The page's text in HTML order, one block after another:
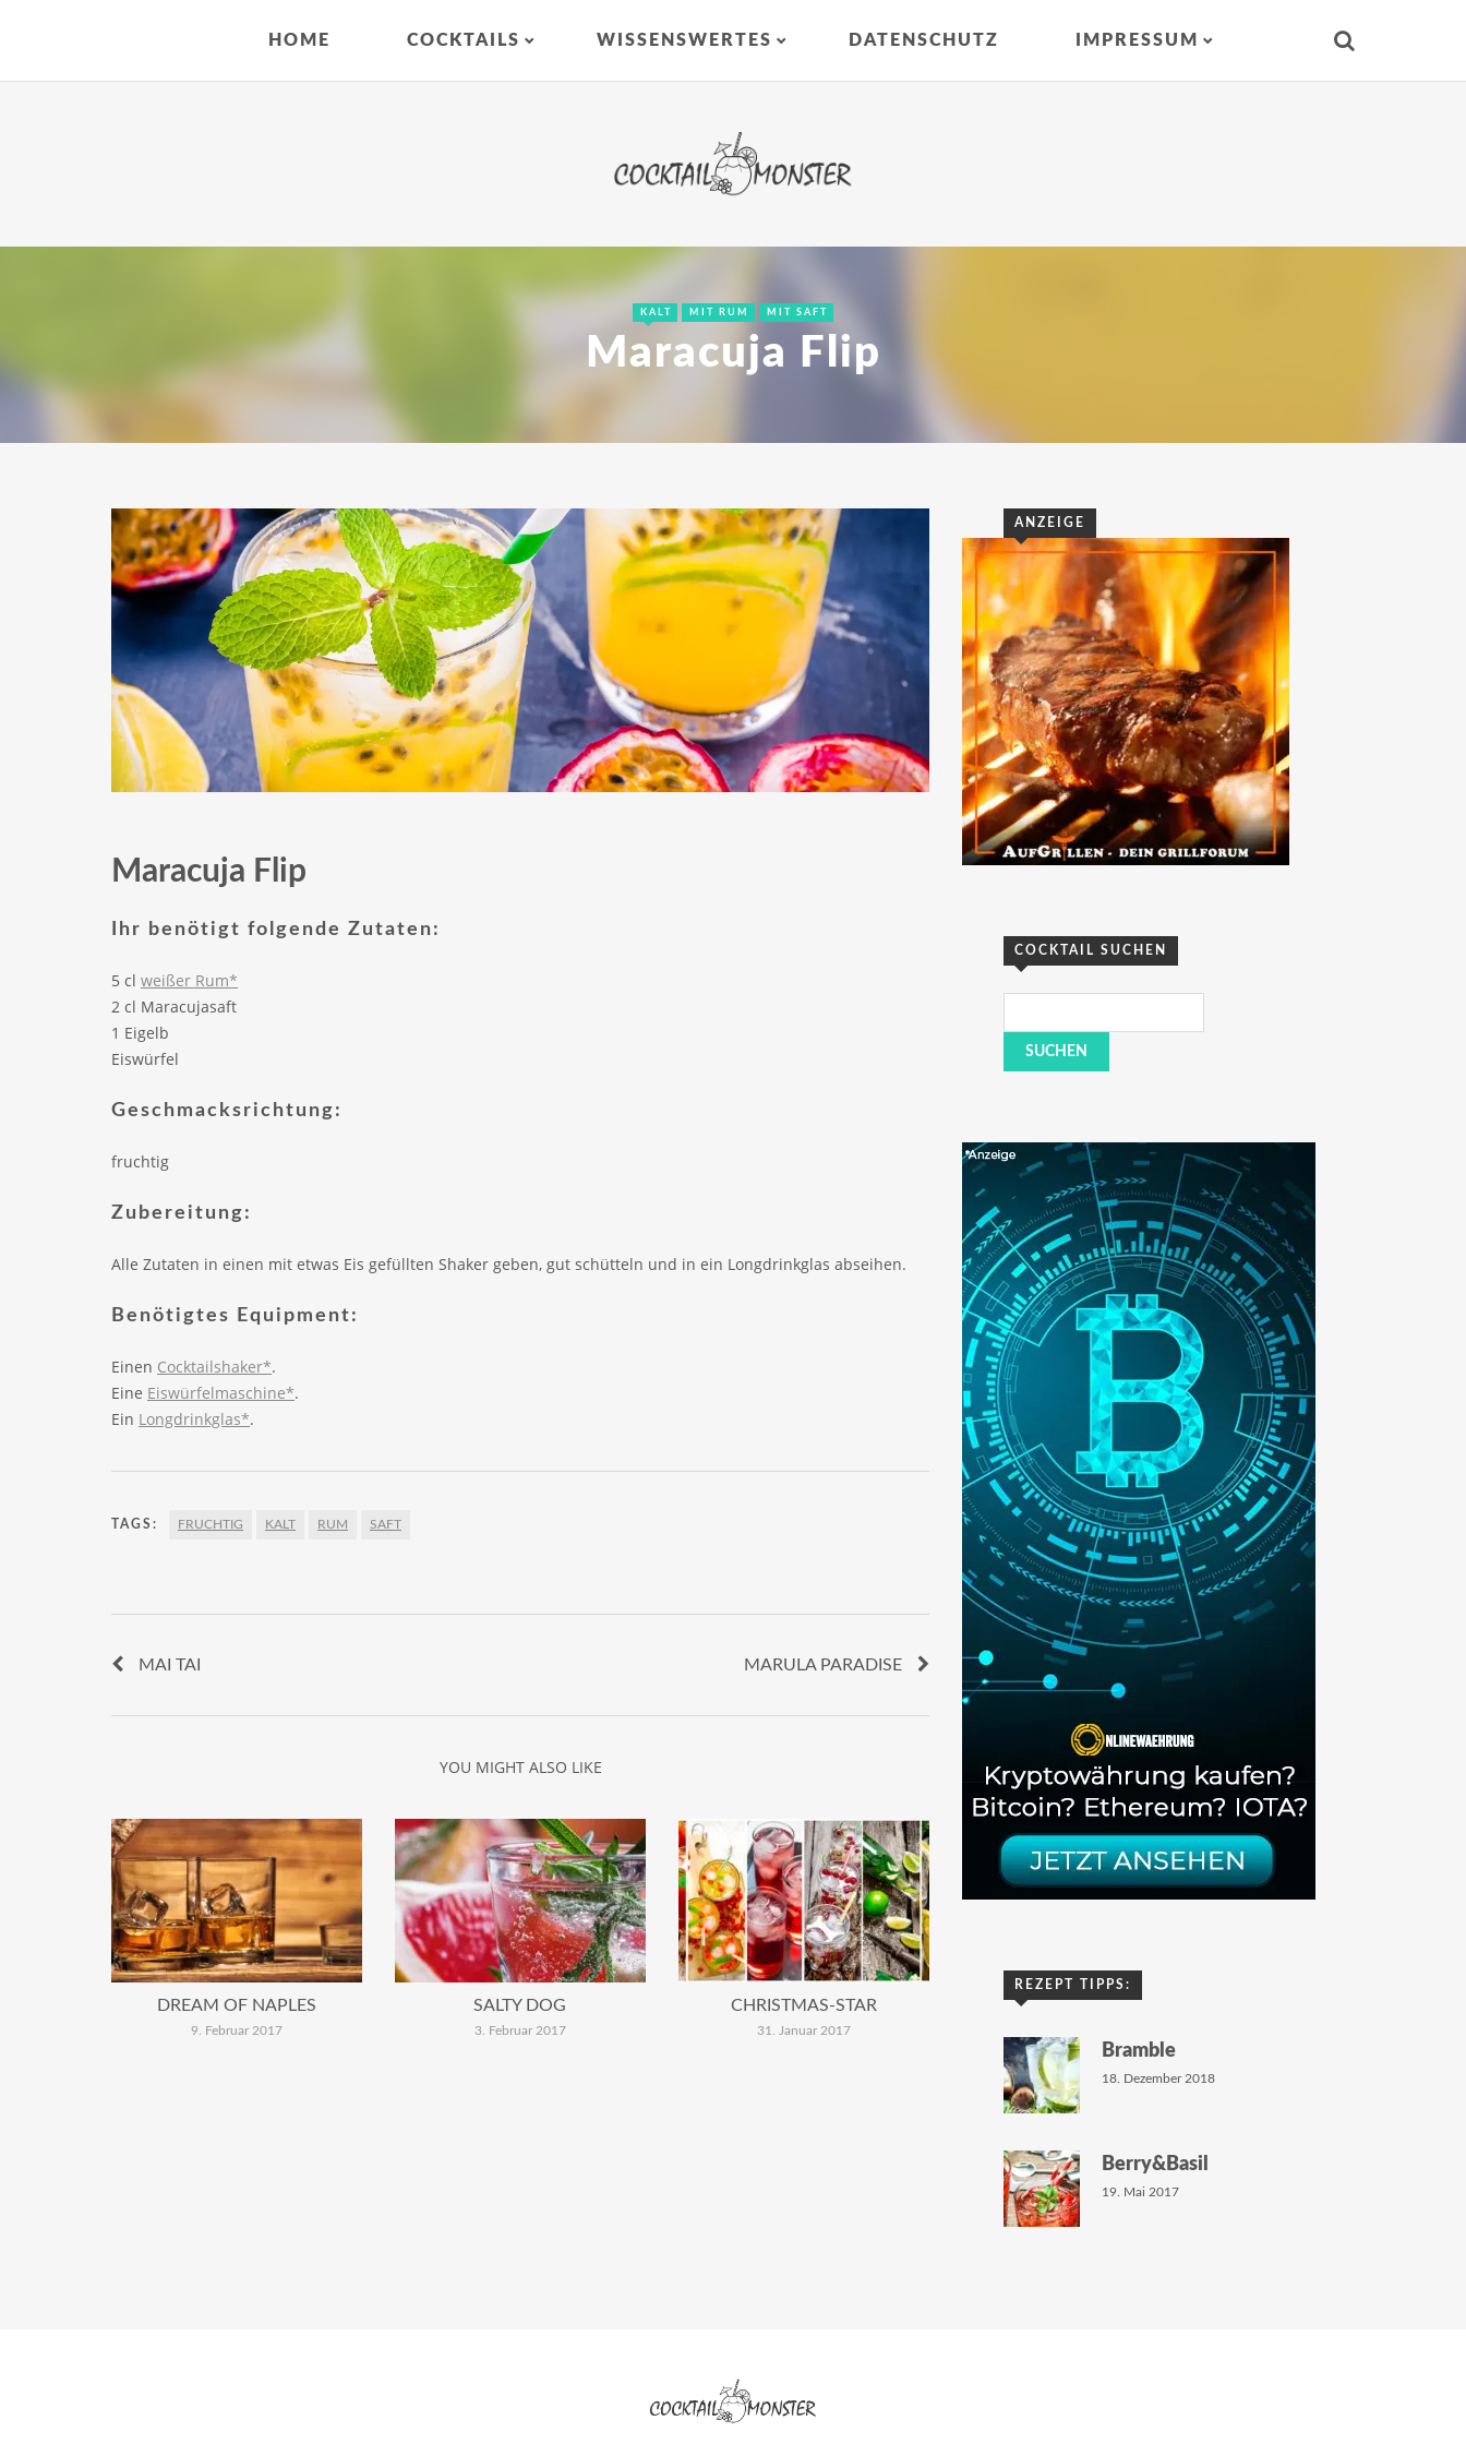
HOME COCKTAILS WISSENSWERTES DATENSCHUTZ IMPRESSUM
KALT MIT RUM MIT SAFT
Maracuja Flip
Maracuja Flip
Ihr benötigt folgende Zutaten:
5 cl weißer Rum*
2 cl Maracujasaft
1 Eigelb
Eiswürfel
Geschmacksrichtung:
fruchtig
Zubereitung:
Alle Zutaten in einen mit etwas Eis gefüllten Shaker geben, gut schütteln und in ein Longdrinkglas abseihen.
Benötigtes Equipment:
Einen Cocktailshaker*.
Eine Eiswürfelmaschine*.
Ein Longdrinkglas*.
TAGS: FRUCHTIG KALT RUM SAFT
MAI TAI MARULA PARADISE
YOU MIGHT ALSO LIKE
DREAM OF NAPLES
9. Februar 2017
SALTY DOG
3. Februar 2017
CHRISTMAS-STAR
31. Januar 2017
ANZEIGE
COCKTAIL SUCHEN
REZEPT TIPPS:
Bramble
18. Dezember 2018
Berry&Basil
19. Mai 2017